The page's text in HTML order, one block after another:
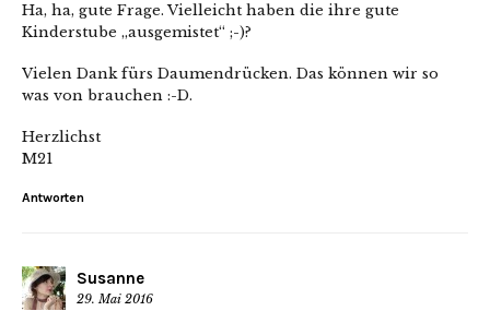
Ha, ha, gute Frage. Vielleicht haben die ihre gute
Kinderstube „ausgemistet“ ;-)?
Vielen Dank fürs Daumendrücken. Das können wir so
was von brauchen :-D.
Herzlichst
M21
Antworten
Susanne
29. Mai 2016